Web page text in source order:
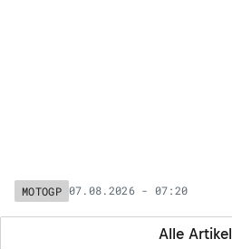
Alle Artikel
MOTOGP 07.08.2026 - 07:20